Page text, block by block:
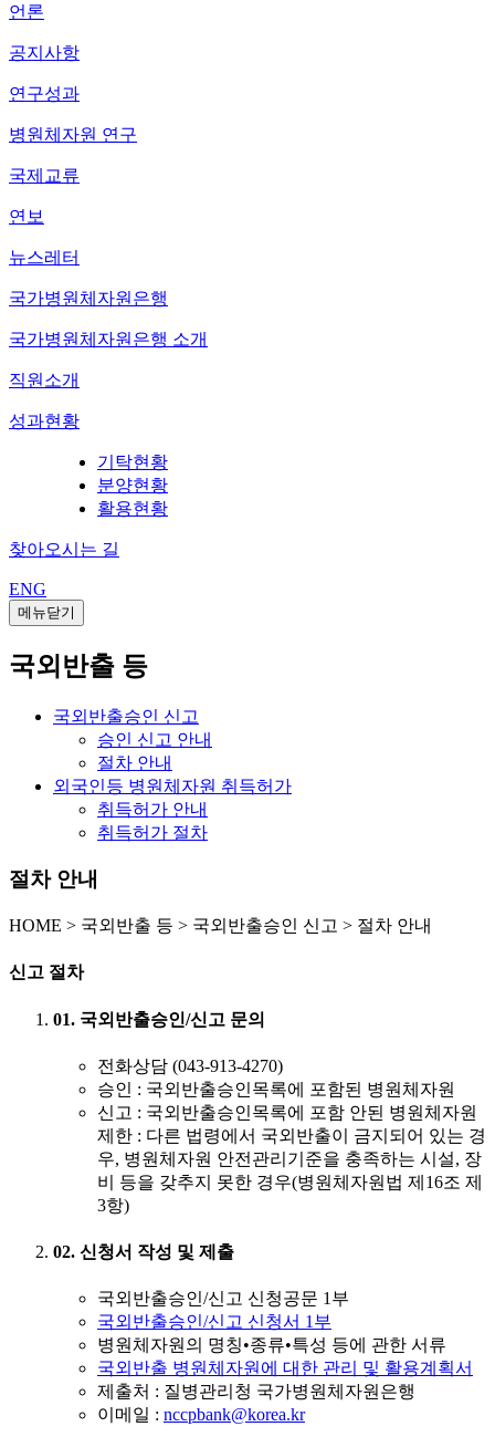
언론
공지사항
연구성과
병원체자원 연구
국제교류
연보
뉴스레터
국가병원체자원은행
국가병원체자원은행 소개
직원소개
성과현황
기탁현황
분양현황
활용현황
찾아오시는 길
ENG
메뉴닫기
국외반출 등
국외반출승인 신고
승인 신고 안내
절차 안내
외국인등 병원체자원 취득허가
취득허가 안내
취득허가 절차
절차 안내
HOME > 국외반출 등 > 국외반출승인 신고 > 절차 안내
신고 절차
01. 국외반출승인/신고 문의
전화상담 (043-913-4270)
승인 : 국외반출승인목록에 포함된 병원체자원
신고 : 국외반출승인목록에 포함 안된 병원체자원
제한 : 다른 법령에서 국외반출이 금지되어 있는 경
우, 병원체자원 안전관리기준을 충족하는 시설, 장
비 등을 갖추지 못한 경우(병원체자원법 제16조 제
3항)
02. 신청서 작성 및 제출
국외반출승인/신고 신청공문 1부
국외반출승인/신고 신청서 1부
병원체자원의 명칭•종류•특성 등에 관한 서류
국외반출 병원체자원에 대한 관리 및 활용계획서
제출처 : 질병관리청 국가병원체자원은행
이메일 : nccpbank@korea.kr